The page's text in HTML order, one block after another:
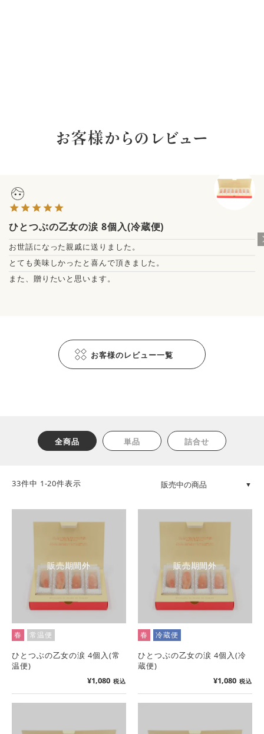
お客様からのレビュー
ひとつぶの乙女の涙 8個入(冷蔵便)
お世話になった親戚に送りました。
とても美味しかったと喜んで頂きました。
また、贈りたいと思います。
お客様のレビュー一覧
全商品 単品 詰合せ
33件中 1-20件表示
販売期間外
春 常温便
ひとつぶの乙女の涙 4個入(常
温便)
¥1,080 税込
販売期間外
春 冷蔵便
ひとつぶの乙女の涙 4個入(冷
蔵便)
¥1,080 税込